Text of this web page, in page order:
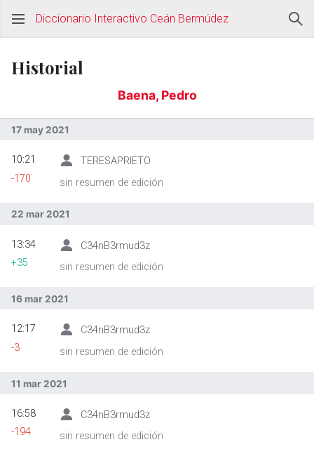
Diccionario Interactivo Ceán Bermúdez
Historial
Baena, Pedro
17 may 2021
TERESAPRIETO
sin resumen de edición
10:21
-170
22 mar 2021
C34nB3rmud3z
sin resumen de edición
13:34
+35
16 mar 2021
C34nB3rmud3z
sin resumen de edición
12:17
-3
11 mar 2021
C34nB3rmud3z
sin resumen de edición
16:58
-194